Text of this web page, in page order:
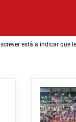
está a indicar que